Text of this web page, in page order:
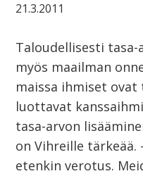
21.3.2011
Taloudellisesti
myös maailman
maissa ihmiset
luottavat
tasa-arvon
on Vihreille
etenkin verotus.